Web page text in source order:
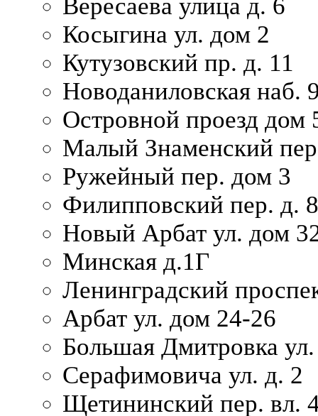
Вересаева улица д. 6
Косыгина ул. дом 2
Кутузовский пр. д. 11
Новоданиловская наб.
Островной проезд дом
Малый Знаменский
Ружейный пер. дом 3
Филипповский пер. д. 8
Новый Арбат ул. дом
Минская д.1Г
Ленинградский
Арбат ул. дом 24-26
Большая Дмитровка
Серафимовича ул. д. 2
Щетининский пер. вл.